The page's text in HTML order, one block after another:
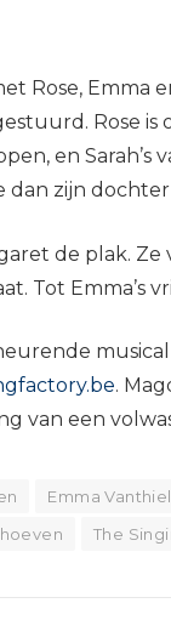
Rose, Emma
Rose
en Sarah’s
dan zijn
de plak. Ze
Tot Emma’s
.
van een
Emma
The